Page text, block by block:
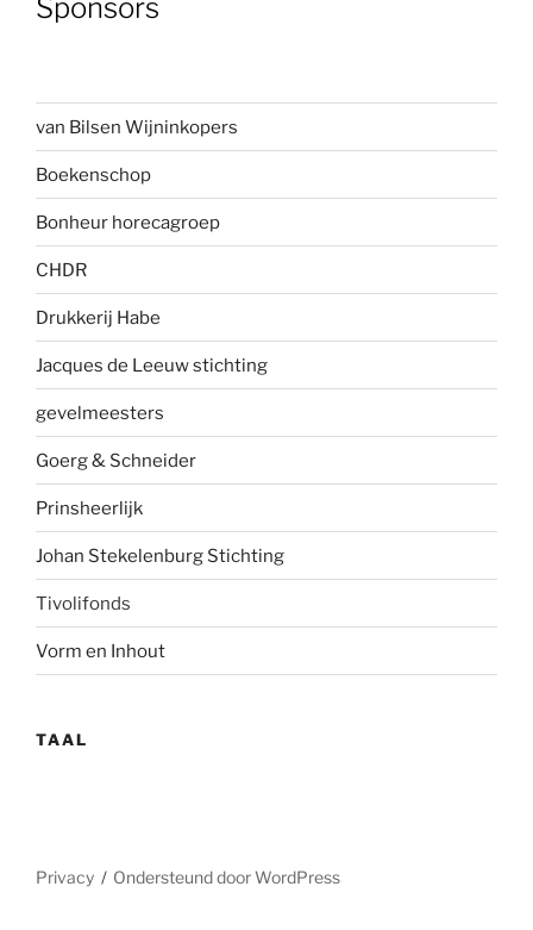
Sponsors
van Bilsen Wijninkopers
Boekenschop
Bonheur horecagroep
CHDR
Drukkerij Habe
Jacques de Leeuw stichting
gevelmeesters
Goerg & Schneider
Prinsheerlijk
Johan Stekelenburg Stichting
Tivolifonds
Vorm en Inhout
TAAL
Privacy Ondersteund door WordPress